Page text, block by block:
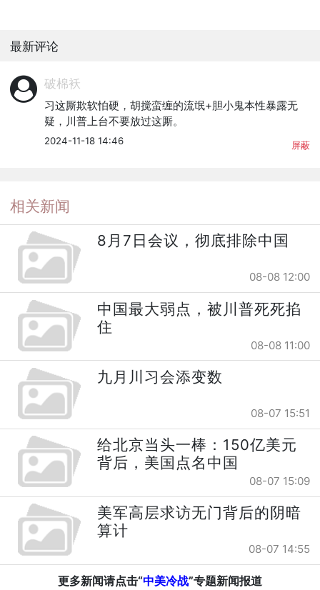
最新评论
破棉袄
习这厮欺软怕硬，胡搅蛮缠的流氓+胆小鬼本性暴露无
疑，川普上台不要放过这厮。
2024-11-18 14:46 屏蔽
相关新闻
8月7日会议，彻底排除中国
08-08 12:00
中国最大弱点，被川普死死掐
住
08-08 11:00
九月川习会添变数
08-07 15:51
给北京当头一棒：150亿美元
背后，美国点名中国
08-07 15:09
美军高层求访无门背后的阴暗
算计
08-07 14:55
更多新闻请点击“中美冷战”专题新闻报道